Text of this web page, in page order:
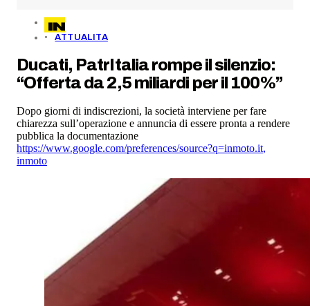
ATTUALITA
Ducati, PatrItalia rompe il silenzio:
“Offerta da 2,5 miliardi per il 100%”
Dopo giorni di indiscrezioni, la società interviene per fare
chiarezza sull’operazione e annuncia di essere pronta a rendere
pubblica la documentazione
https://www.google.com/preferences/source?q=inmoto.it,
inmoto